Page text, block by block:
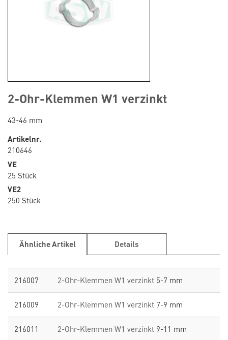
2-Ohr-Klemmen W1 verzinkt
43-46 mm
Artikelnr.
210646
VE
25 Stück
VE2
250 Stück
Ähnliche Artikel Details
216007 2-Ohr-Klemmen W1 verzinkt 5-7 mm
216009 2-Ohr-Klemmen W1 verzinkt 7-9 mm
216011 2-Ohr-Klemmen W1 verzinkt 9-11 mm